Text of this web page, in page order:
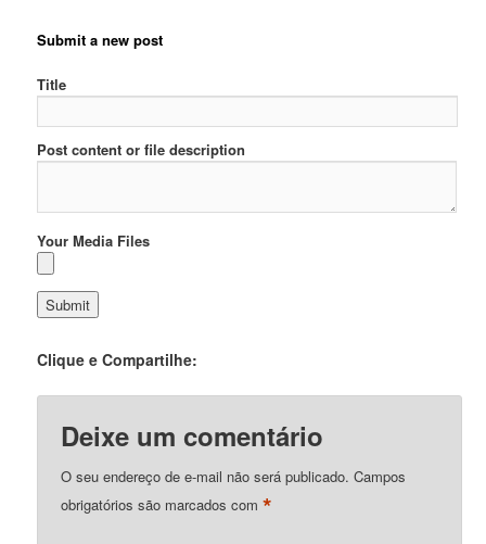
Submit a new post
Title
Post content or file description
Your Media Files
Clique e Compartilhe:
Deixe um comentário
O seu endereço de e-mail não será publicado. Campos
obrigatórios são marcados com*